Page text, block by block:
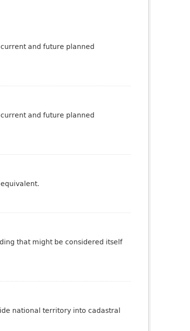
and future planned
and future planned
that might be considered itself
national territory into cadastral